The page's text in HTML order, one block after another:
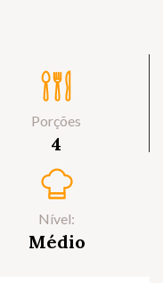
Porções
4
Nível:
Médio